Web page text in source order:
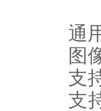
通
图
支
支